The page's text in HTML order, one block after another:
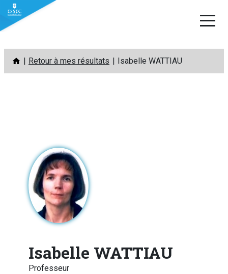
Aller
contenu
Retour à mes résultats Isabelle WATTIAU
Isabelle WATTIAU
Professeur